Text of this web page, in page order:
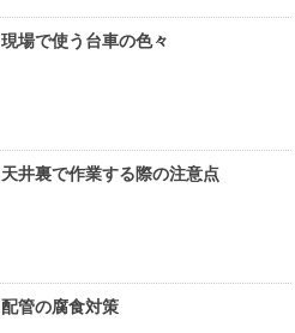
現場で使う台車の色々
天井裏で作業する際の注意点
配管の腐食対策